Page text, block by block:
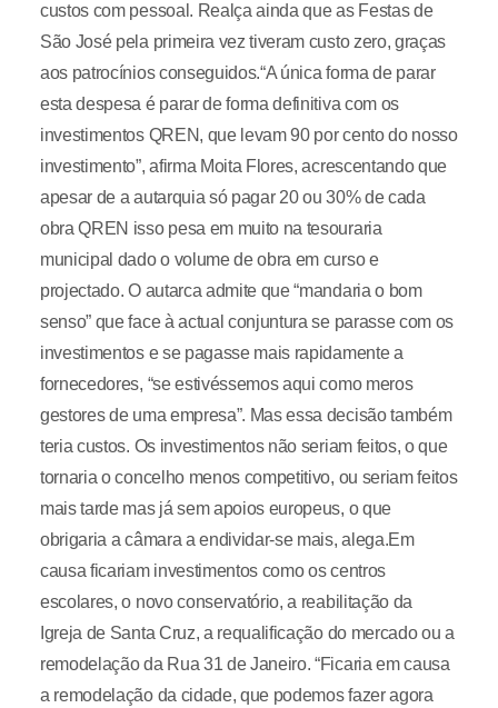
custos com pessoal. Realça ainda que as Festas de
São José pela primeira vez tiveram custo zero, graças
aos patrocínios conseguidos.“A única forma de parar
esta despesa é parar de forma definitiva com os
investimentos QREN, que levam 90 por cento do nosso
investimento”, afirma Moita Flores, acrescentando que
apesar de a autarquia só pagar 20 ou 30% de cada
obra QREN isso pesa em muito na tesouraria
municipal dado o volume de obra em curso e
projectado. O autarca admite que “mandaria o bom
senso” que face à actual conjuntura se parasse com os
investimentos e se pagasse mais rapidamente a
fornecedores, “se estivéssemos aqui como meros
gestores de uma empresa”. Mas essa decisão também
teria custos. Os investimentos não seriam feitos, o que
tornaria o concelho menos competitivo, ou seriam feitos
mais tarde mas já sem apoios europeus, o que
obrigaria a câmara a endividar-se mais, alega.Em
causa ficariam investimentos como os centros
escolares, o novo conservatório, a reabilitação da
Igreja de Santa Cruz, a requalificação do mercado ou a
remodelação da Rua 31 de Janeiro. “Ficaria em causa
a remodelação da cidade, que podemos fazer agora